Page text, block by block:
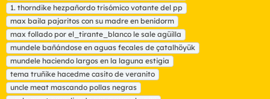
t
a
s
1. thorndike hezpañordo trisómico votante del pp
max baila pajaritos con su madre en benidorm
max follado por el_tirante_blanco le sale agüilla
mundele bañándose en aguas fecales de çatalhöyük
mundele haciendo largos en la laguna estigia
tema truñike hacedme casito de veranito
uncle meat mascando pollas negras